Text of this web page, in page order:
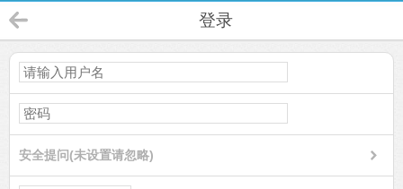
登录
安全提问(未设置请忽略)